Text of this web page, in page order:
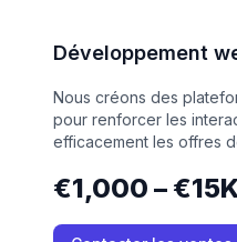
Développement
Nous créons des
pour renforcer les
efficacement les offres
€1,000 –